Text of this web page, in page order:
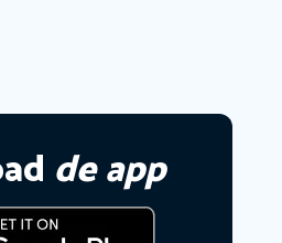
de app